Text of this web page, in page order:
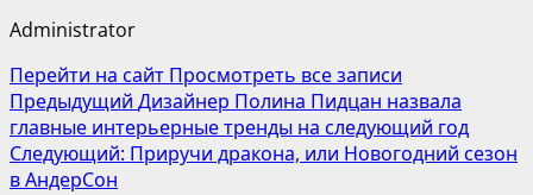
Administrator
Перейти на сайт Просмотреть все записи
Навигация
записи
Предыдущий Дизайнер Полина Пидцан назвала
главные интерьерные тренды на следующий год
Следующий: Приручи дракона, или Новогодний сезон
в АндерСон